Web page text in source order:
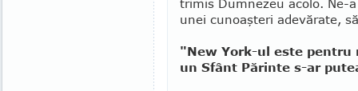
trimis Dumnezeu acolo. Ne-
unei cu­noaş­teri adevărate,
"New York-ul este pentru
un Sfânt Părinte s-ar